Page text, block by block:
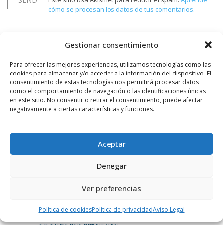
Gestionar consentimiento
Para ofrecer las mejores experiencias, utilizamos tecnologías como las
cookies para almacenar y/o acceder a la información del dispositivo. El
consentimiento de estas tecnologías nos permitirá procesar datos
como el comportamiento de navegación o las identificaciones únicas
en este sitio. No consentir o retirar el consentimiento, puede afectar
negativamente a ciertas características y funciones.
Aceptar
Denegar
Ver preferencias
Política de cookiesPolítica de privacidadAviso Legal
cómo se procesan los datos de tus comentarios.